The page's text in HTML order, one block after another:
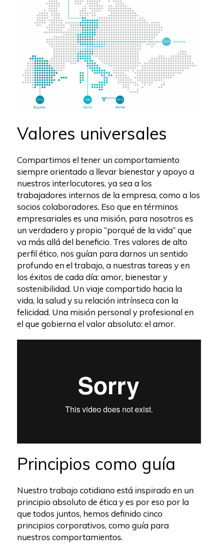
Valores universales
Compartimos el tener un comportamiento
siempre orientado a llevar bienestar y apoyo a
nuestros interlocutores, ya sea a los
trabajadores internos de la empresa, como a los
socios colaboradores. Eso que en términos
empresariales es una misión, para nosotros es
un verdadero y propio “porqué de la vida” que
va más allá del beneficio. Tres valores de alto
perfil ético, nos guían para darnos un sentido
profundo en el trabajo, a nuestras tareas y en
los éxitos de cada día: amor, bienestar y
sostenibilidad. Un viaje compartido hacia la
vida, la salud y su relación intrínseca con la
felicidad. Una misión personal y profesional en
el que gobierna el valor absoluto: el amor.
Principios como guía
Nuestro trabajo cotidiano está inspirado en un
principio absoluto de ética y es por eso por la
que todos juntos, hemos definido cinco
principios corporativos, como guía para
nuestros comportamientos.